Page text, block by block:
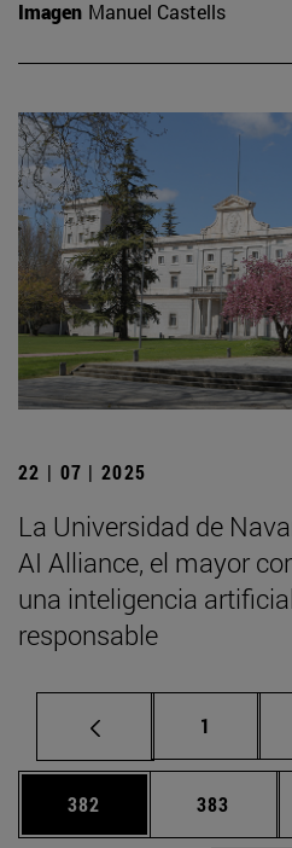
Imagen Manuel Castells
22 | 07 | 2025
La Universidad de
AI Alliance, el mayor
una inteligencia
responsable
Página
1
Página
382 Página
383